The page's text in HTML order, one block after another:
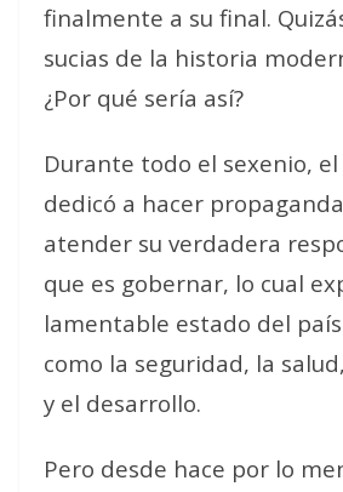
finalmente a su final.
sucias de la historia
¿Por qué sería así?
Durante todo el sexenio,
dedicó a hacer
atender su verdadera
que es gobernar, lo cual
lamentable estado del
como la seguridad, la
y el desarrollo.
Pero desde hace por lo